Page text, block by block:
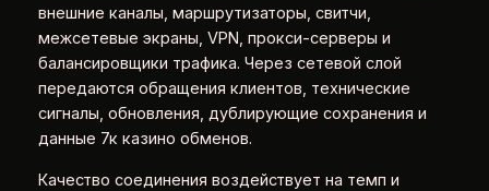
внешние каналы, маршрутизаторы, свитчи,
межсетевые экраны, VPN, прокси-серверы и
балансировщики трафика. Через сетевой слой
передаются обращения клиентов, технические
сигналы, обновления, дублирующие сохранения и
данные 7к казино обменов.
Качество соединения воздействует на темп и